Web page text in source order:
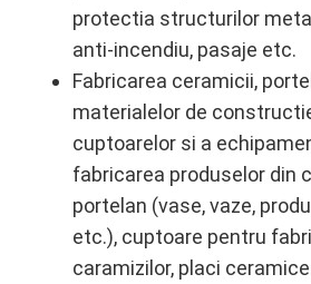
protectia structurilor
anti-incendiu, pasaje etc.
Fabricarea ceramicii,
materialelor de
cuptoarelor si a
fabricarea produselor din
portelan (vase, vaze,
etc.), cuptoare pentru
caramizilor, placi